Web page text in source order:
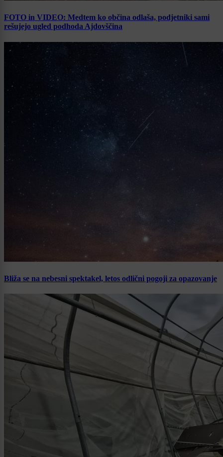
FOTO in VIDEO: Medtem ko občina odlaša, podjetniki sami
rešujejo ugled podhoda Ajdovščina
Bliža se na nebesni spektakel, letos odlični pogoji za opazovanje